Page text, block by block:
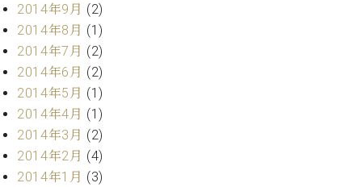
グ
ア
ク
ス
お
問
い
合
わ
2014年9月 (2)
2014年8月 (1)
2014年7月 (2)
2014年6月 (2)
2014年5月 (1)
2014年4月 (1)
2014年3月 (2)
2014年2月 (4)
2014年1月 (3)